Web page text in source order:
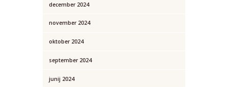
december 2024
november 2024
oktober 2024
september 2024
junij 2024